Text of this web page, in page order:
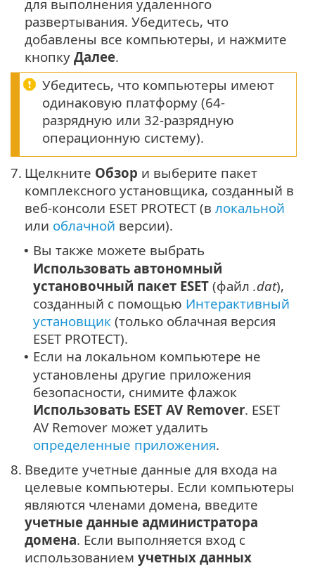
для выполнения удаленного
развертывания. Убедитесь, что
добавлены все компьютеры, и нажмите
кнопку Далее.
Убедитесь, что компьютеры имеют
одинаковую платформу (64-
разрядную или 32-разрядную
операционную систему).
7. Щелкните Обзор и выберите пакет
комплексного установщика, созданный в
веб-консоли ESET PROTECT (в локальной
или облачной версии).
• Вы также можете выбрать
Использовать автономный
установочный пакет ESET (файл .dat),
созданный с помощью Интерактивный
установщик (только облачная версия
ESET PROTECT).
• Если на локальном компьютере не
установлены другие приложения
безопасности, снимите флажок
Использовать ESET AV Remover. ESET
AV Remover может удалить
определенные приложения.
8. Введите учетные данные для входа на
целевые компьютеры. Если компьютеры
являются членами домена, введите
учетные данные администратора
домена. Если выполняется вход с
использованием учетных данных